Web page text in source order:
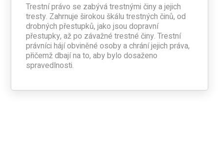
Trestní právo se zabývá trestnými činy a jejich
tresty. Zahrnuje širokou škálu trestných činů, od
drobných přestupků, jako jsou dopravní
přestupky, až po závažné trestné činy. Trestní
právníci hájí obviněné osoby a chrání jejich práva,
přičemž dbají na to, aby bylo dosaženo
spravedlnosti.